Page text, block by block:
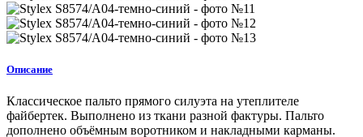
Описание
Классическое пальто прямого силуэта на утеплителе
файбертек. Выполнено из ткани разной фактуры. Пальто
дополнено объёмным воротником и накладными карманы.